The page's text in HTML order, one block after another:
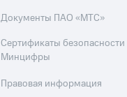
Документы ПАО «МТС»
Сертификаты безопасности
Минцифры
Правовая информация